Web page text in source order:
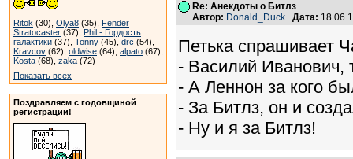
Ritok (30), Olya8 (35), Fender
Stratocaster (37), Phil - Гордость
галактики (37), Tonny (45), drc (54),
Kravcov (62), oldwise (64), alpato (67),
Kosta (68), zaka (72)
Показать всех
Поздравляем с годовщиной
регистрации!
Re: Анекдоты о Битлз
Автор: Donald_Duck Дата:
Петька спрашивает
- Василий Иванович,
- А Леннон за кого
- За Битлз, он и
- Ну и я за Битлз!